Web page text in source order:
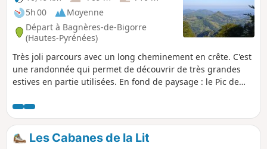
5h 00
Moyenne
Départ à Bagnères-de-Bigorre
(Hautes-Pyrénées)
Très joli parcours avec un long cheminement en crête. C'est
une randonnée qui permet de découvrir de très grandes
estives en partie utilisées. En fond de paysage : le Pic de
entreprendre cette randonnée en crête par temps de
brouillard ou pluie importante.
Les Cabanes de la Lit